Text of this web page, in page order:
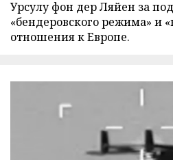
Урсулу фон дер Ляйен за
«бендеровского режима» и
отношения к Европе.